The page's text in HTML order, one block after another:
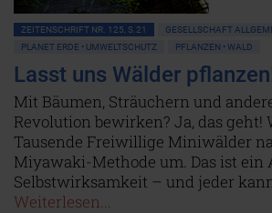
ZEITENSCHRIFT NR. 125, S.21 GESELLSCHAFT
PLANET ERDE • UMWELTSCHUTZ
PFLANZEN • WALD
Lasst uns Wälder
Mit Bäumen, Sträuchern und
Revolution bewirken? Ja, das geht!
Tausende Freiwillige Miniwälder
Miyawaki-Methode um. Das ist ein
Selbstwirksamkeit – und jeder
Weiterlesen...